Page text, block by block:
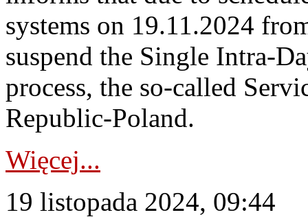
systems on 19.11.2024
suspend the Single Intra-
process, the so-called
Republic-Poland.
Więcej...
19 listopada 2024, 09:44